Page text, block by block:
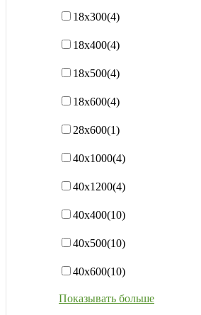
18х300(4)
18х400(4)
18х500(4)
18х600(4)
28х600(1)
40x1000(4)
40х1200(4)
40х400(10)
40х500(10)
40х600(10)
Показывать больше